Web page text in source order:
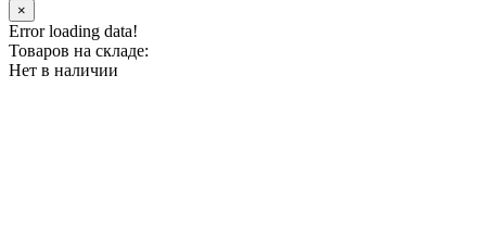
×
Error loading data!
Товаров на складе:
Нет в наличии